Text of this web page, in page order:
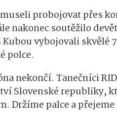
probojovat přes
nakonec soutěžilo
Kubou vybojovali
polce.
nekončí. Tanečníci
Slovenské republiky,
Držíme palce a